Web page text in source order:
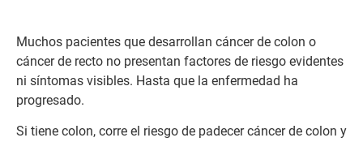
Muchos pacientes que desarrollan cáncer de colon o
cáncer de recto no presentan factores de riesgo evidentes
ni síntomas visibles. Hasta que la enfermedad ha
progresado.
Si tiene colon, corre el riesgo de padecer cáncer de colon y